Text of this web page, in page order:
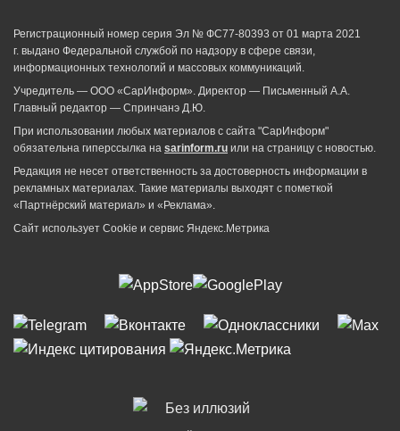
Регистрационный номер серия Эл № ФС77-80393 от 01 марта 2021
г. выдано Федеральной службой по надзору в сфере связи,
информационных технологий и массовых коммуникаций.
Учредитель — ООО «СарИнформ». Директор — Письменный А.А.
Главный редактор — Спринчанэ Д.Ю.
При использовании любых материалов с сайта "СарИнформ"
обязательна гиперссылка на sarinform.ru или на страницу с новостью.
Редакция не несет ответственность за достоверность информации в
рекламных материалах. Такие материалы выходят с пометкой
«Партнёрский материал» и «Реклама».
Сайт использует Cookie и сервиc Яндекс.Метрика